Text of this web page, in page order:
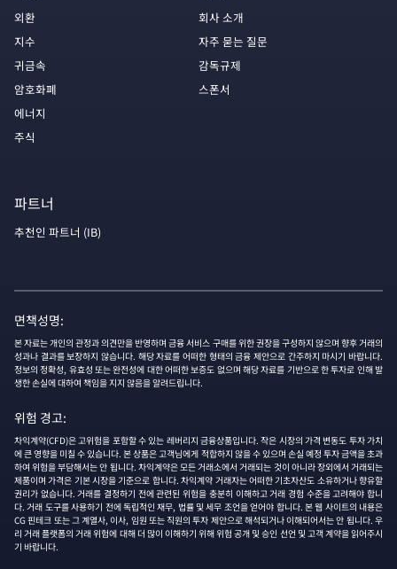
외환
지수
귀금속
암호화폐
에너지
주식
회사 소개
자주 묻는 질문
감독규제
스폰서
파트너
추천인 파트너 (IB)
면책성명:
본 자료는 개인의 관정과 의견만을 반영하며 금융 서비스 구매를 위한 권장을 구성하지 않으며 향후 거래의
성과나 결과를 보장하지 않습니다. 해당 자료를 어떠한 형태의 금융 제안으로 간주하지 마시기 바랍니다.
정보의 정확성, 유효성 또는 완전성에 대한 어떠한 보증도 없으며 해당 자료를 기반으로 한 투자로 인해 발
생한 손실에 대하여 책임을 지지 않음을 알려드립니다.
위험 경고:
차익계약(CFD)은 고위험을 포함할 수 있는 레버리지 금융상품입니다. 작은 시장의 가격 변동도 투자 가치
에 큰 영향을 미칠 수 있습니다. 본 상품은 고객님에게 적합하지 않을 수 있으며 손실 예정 투자 금액을 초과
하여 위험을 부담해서는 안 됩니다. 차익계약은 모든 거래소에서 거래되는 것이 아니라 장외에서 거래되는
제품이며 가격은 기본 시장을 기준으로 합니다. 차익계약 거래자는 어떠한 기초자산도 소유하거나 향유할
권리가 없습니다. 거래를 결정하기 전에 관련된 위험을 충분히 이해하고 거래 경험 수준을 고려해야 합니
다. 거래 도구를 사용하기 전에 독립적인 재무, 법률 및 세무 조언을 얻어야 합니다. 본 웹 사이트의 내용은
CG 핀테크 또는 그 계열사, 이사, 임원 또는 직원의 투자 제안으로 해석되거나 이해되어서는 안 됩니다. 우
리 거래 플랫폼의 거래 위험에 대해 더 많이 이해하기 위해 위험 공개 및 승인 선언 및 고객 계약을 읽어주시
기 바랍니다.